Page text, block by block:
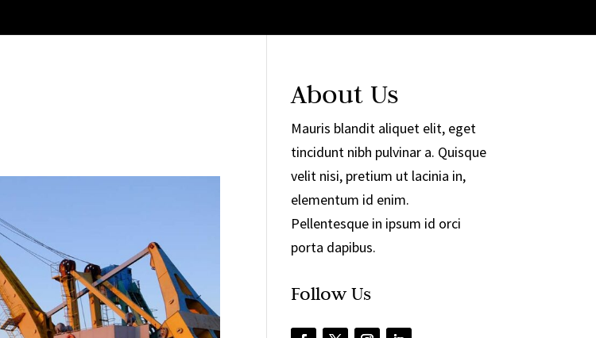
About Us
Mauris blandit aliquet elit, eget
tincidunt nibh pulvinar a. Quisque
velit nisi, pretium ut lacinia in,
elementum id enim.
Pellentesque in ipsum id orci
porta dapibus.
Follow Us